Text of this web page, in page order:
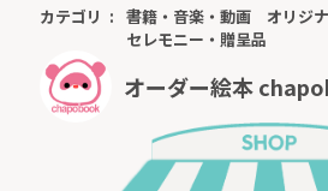
1年の移ろいを連想させる、365
日々はただの数字ではなく、生き
ったはずです。このメッセージ
カテゴリ 書籍・音楽・動画
オリジ
セレモニー・贈呈品
オーダー絵本